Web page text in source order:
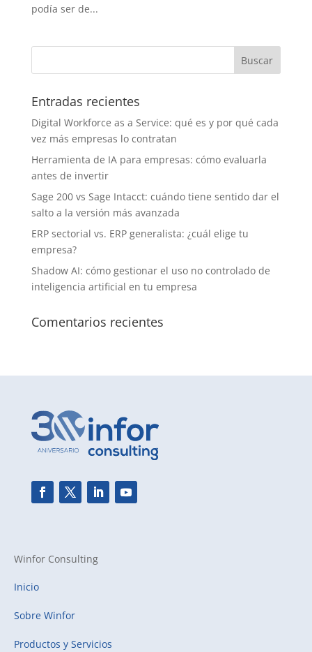
podía ser de...
Entradas recientes
Digital Workforce as a Service: qué es y por qué cada
vez más empresas lo contratan
Herramienta de IA para empresas: cómo evaluarla
antes de invertir
Sage 200 vs Sage Intacct: cuándo tiene sentido dar el
salto a la versión más avanzada
ERP sectorial vs. ERP generalista: ¿cuál elige tu
empresa?
Shadow AI: cómo gestionar el uso no controlado de
inteligencia artificial en tu empresa
Comentarios recientes
Winfor Consulting
Inicio
Sobre Winfor
Productos y Servicios